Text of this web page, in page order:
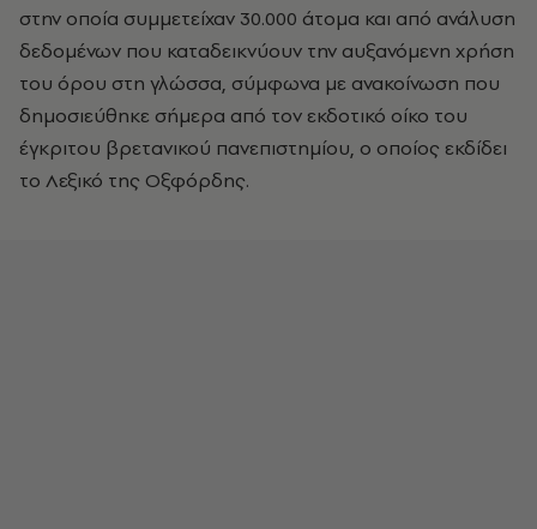
στην οποία συμμετείχαν 30.000 άτομα και από ανάλυση
δεδομένων που καταδεικνύουν την αυξανόμενη χρήση
του όρου στη γλώσσα, σύμφωνα με ανακοίνωση που
δημοσιεύθηκε σήμερα από τον εκδοτικό οίκο του
έγκριτου βρετανικού πανεπιστημίου, ο οποίος εκδίδει
το Λεξικό της Οξφόρδης.